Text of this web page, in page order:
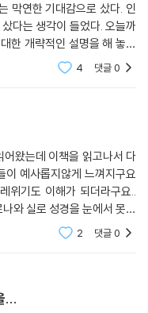
막연한 기대감으로 샀다. 인
생각이 들었다. 오늘까
한 개략적인 설명을 해 놓은
서 뒤죽박죽이거나 흐릿하게
4 댓글0
왔는데 이책을 읽고나서 다
이 예사롭지않게 느껴지구요
위기도 이해가 되더라구요..
와 실로 성경을 눈에서 못땔
개하고픈 책 중에 하나인거
2 댓글0
...